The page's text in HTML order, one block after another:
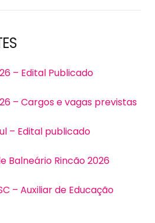
– Edital Publicado
– Cargos e vagas previstas
– Edital publicado
Balneário Rincão 2026
– Auxiliar de Educação